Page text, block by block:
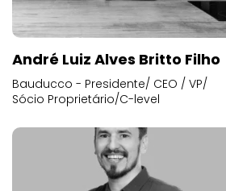
André Luiz Alves Britto Filho
Bauducco - Presidente/ CEO / VP/
Sócio Proprietário/C-level